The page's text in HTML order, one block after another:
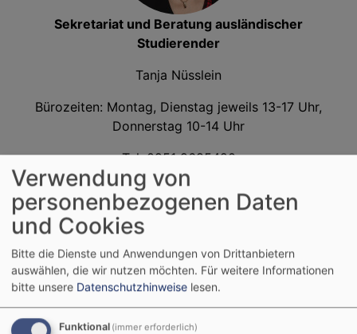
Sekretariat und Beratung ausländischer
Studierender
Tanja Nüsslein
Bürozeiten: Montag, Dienstag jeweils 13-17 Uhr,
Donnerstag 10-14 Uhr
Tel. 0951 9685420
esg.bamberg@elkb.de
Verwendung von
personenbezogenen Daten
und Cookies
Bitte die Dienste und Anwendungen von Drittanbietern
auswählen, die wir nutzen möchten. Für weitere Informationen
bitte unsere Datenschutzhinweise lesen.
Funktional (immer erforderlich)